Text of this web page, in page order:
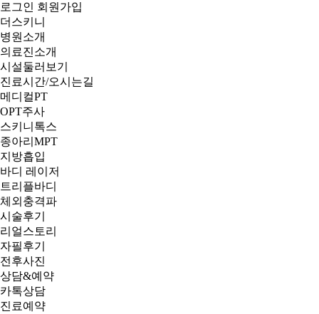
로그인 회원가입
더스키니
병원소개
의료진소개
시설둘러보기
진료시간/오시는길
메디컬PT
OPT주사
스키니톡스
종아리MPT
지방흡입
바디 레이저
트리플바디
체외충격파
시술후기
리얼스토리
자필후기
전후사진
상담&예약
카톡상담
진료예약